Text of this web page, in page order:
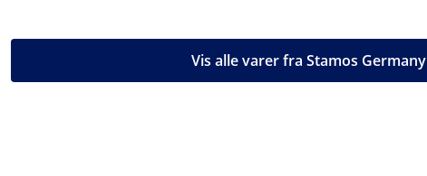
Vis alle varer fra Stamos Germany